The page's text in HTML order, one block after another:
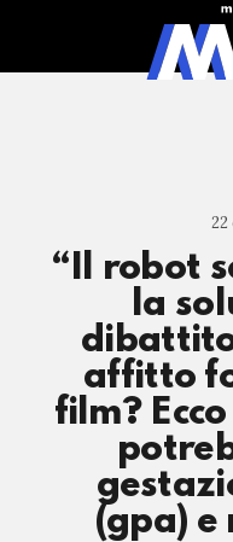
“Il robot
la
affitto
film?
(gpa)